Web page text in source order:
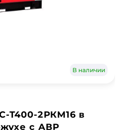
В наличии
Т400-2РКМ16 в
с АВР